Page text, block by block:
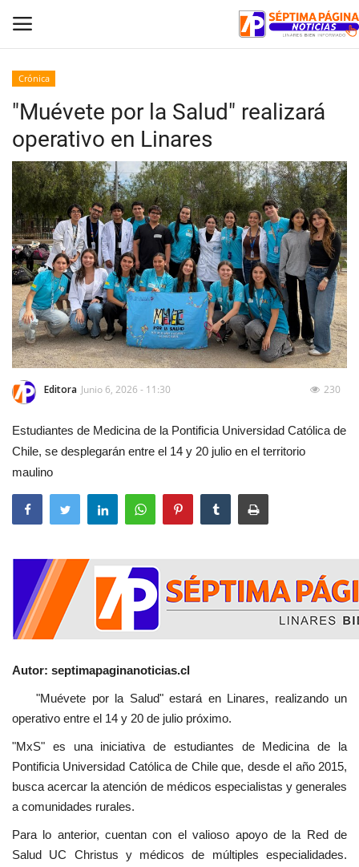
Inicio
Crónica
Policial
Tribunales
Deporte
Política
Espectáculos
Crónica
"Muévete por la Salud" realizará
operativo en Linares
Editora Junio 6, 2026 - 11:30 230
Estudiantes de Medicina de la Pontificia Universidad Católica de
Chile, se desplegarán entre el 14 y 20 julio en el territorio
maulino
Autor: septimapaginanoticias.cl
"Muévete por la Salud" estará en Linares, realizando un
operativo entre el 14 y 20 de julio próximo.
"MxS" es una iniciativa de estudiantes de Medicina de la
Pontificia Universidad Católica de Chile que, desde el año 2015,
busca acercar la atención de médicos especialistas y generales
a comunidades rurales.
Para lo anterior, cuentan con el valioso apoyo de la Red de
Salud UC Christus y médicos de múltiples especialidades.